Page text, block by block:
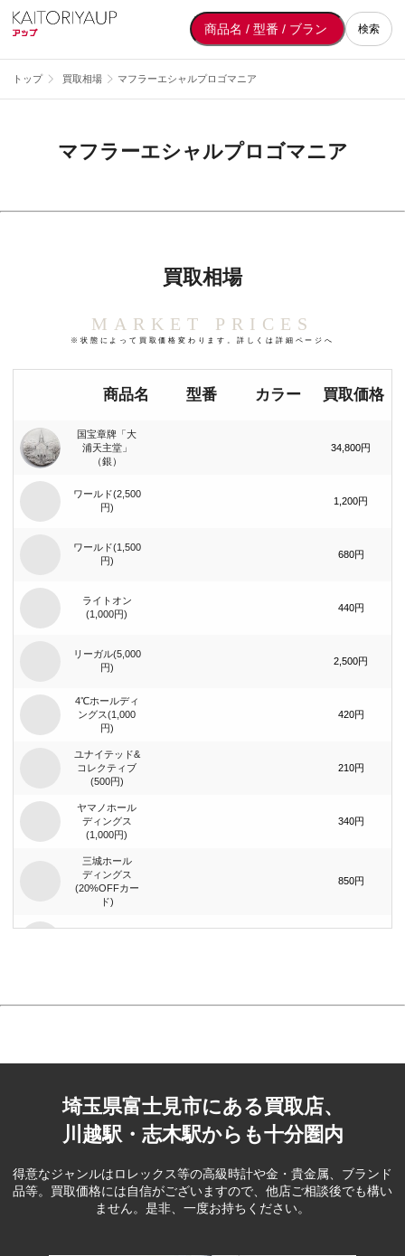
検索
トップ 買取相場 マフラーエシャルプロゴマニア
マフラーエシャルプロゴマニア
買取相場
MARKET PRICES
※状態によって買取価格変わります。詳しくは詳細ページへ
商品名 型番 カラー 買取価格
国宝章牌「大
浦天主堂」
（銀）
34,800円
ワールド(2,500
円)
1,200円
ワールド(1,500
円)
680円
ライトオン
(1,000円)
440円
リーガル(5,000
円)
2,500円
4℃ホールディ
ングス(1,000
円)
420円
ユナイテッド&
コレクティブ
(500円)
210円
ヤマノホール
ディングス
(1,000円)
340円
三城ホール
ディングス
(20%OFFカー
ド)
850円
ハウス）(1,000
ベリテ(5,000
コーポレー
ション(500円)
390円
ブック･オフ
埼玉県富士見市にある買取店、
川越駅・志木駅からも十分圏内
得意なジャンルはロレックス等の高級時計や金・貴金属、ブランド
品等。 買取価格には自信がございますので、他店ご相談後でも構い
ません。是非、一度お持ちください。